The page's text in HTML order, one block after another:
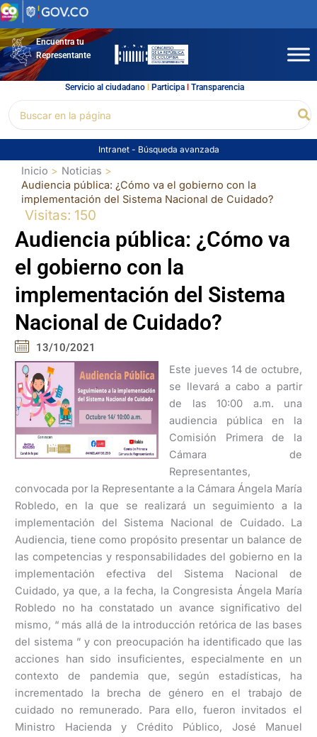
Ir
al
contenidoEncuentra tu
Representante
Servicio al ciudadano l Participal Transparencia
por:
Intranet - Búsqueda avanzada
Inicio
Noticias
Audiencia pública: ¿Cómo va el gobierno con la
implementación del Sistema Nacional de Cuidado?
Visitas: 150
Audiencia pública: ¿Cómo va
el gobierno con la
implementación del Sistema
Nacional de Cuidado?
13/10/2021
Este jueves 14 de octubre,
se llevará a cabo a partir
de las 10:00 a.m. una
audiencia pública en la
Comisión Primera de la
Cámara de
Representantes,
convocada por la Representante a la Cámara Ángela María
Robledo, en la que se realizará un seguimiento a la
implementación del Sistema Nacional de Cuidado. La
Audiencia, tiene como propósito presentar un balance de
las competencias y responsabilidades del gobierno en la
implementación efectiva del Sistema Nacional de
Cuidado, ya que, a la fecha, la Congresista Ángela María
Robledo no ha constatado un avance significativo del
mismo, “ más allá de la introducción retórica de las bases
del sistema ” y con preocupación ha identificado que las
acciones han sido insuficientes, especialmente en un
contexto de pandemia que, según estadísticas, ha
incrementado la brecha de género en el trabajo de
cuidado no remunerado. Para ello, fueron invitados el
Ministro Hacienda y Crédito Público, José Manuel